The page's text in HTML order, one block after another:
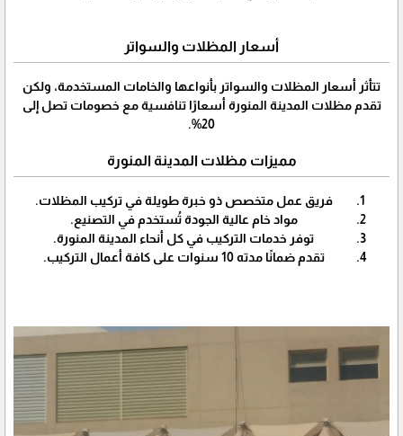
أسعار المظلات والسواتر
تتأثر أسعار المظلات والسواتر بأنواعها والخامات المستخدمة، ولكن
تقدم مظلات المدينة المنورة أسعارًا تنافسية مع خصومات تصل إلى
20%.
مميزات مظلات المدينة المنورة
فريق عمل متخصص ذو خبرة طويلة في تركيب المظلات.
مواد خام عالية الجودة تُستخدم في التصنيع.
توفر خدمات التركيب في كل أنحاء المدينة المنورة.
تقدم ضمانًا مدته 10 سنوات على كافة أعمال التركيب.